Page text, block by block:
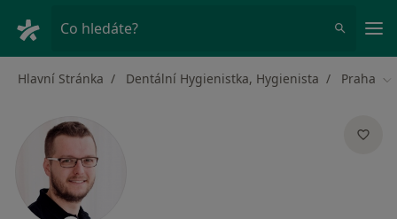
Co hledáte?
Hlavní Stránka Dentální Hygienistka, Hygienista Praha